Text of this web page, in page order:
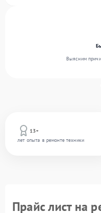
13+
лет опыта в ремонте техники
Выясним
Прайс лист на